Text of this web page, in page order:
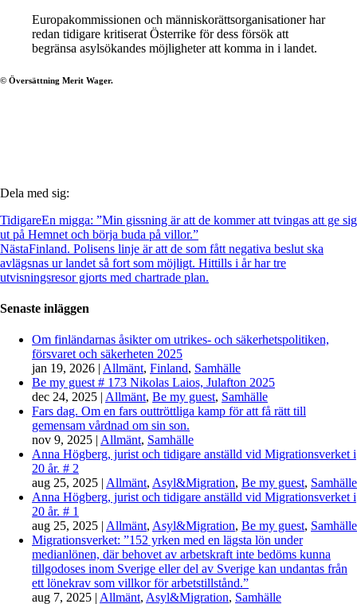
Europakommissionen och människorättsorganisationer har
redan tidigare kritiserat Österrike för dess försök att
begränsa asylsökandes möjligheter att komma in i landet.
© Översättning Merit Wager.
Dela med sig:
TidigareEn migga: ”Min gissning är att de kommer att tvingas att ge sig
ut på Hemnet och börja buda på villor.”
NästaFinland. Polisens linje är att de som fått negativa beslut ska
avlägsnas ur landet så fort som möjligt. Hittills i år har tre
utvisningsresor gjorts med chartrade plan.
Senaste inläggen
Om finländarnas åsikter om utrikes- och säkerhetspolitiken,
försvaret och säkerheten 2025
jan 19, 2026 | Allmänt, Finland, Samhälle
Be my guest # 173 Nikolas Laios, Julafton 2025
dec 24, 2025 | Allmänt, Be my guest, Samhälle
Fars dag. Om en fars outtröttliga kamp för att få rätt till
gemensam vårdnad om sin son.
nov 9, 2025 | Allmänt, Samhälle
Anna Högberg, jurist och tidigare anställd vid Migrationsverket i
20 år. # 2
aug 25, 2025 | Allmänt, Asyl&Migration, Be my guest, Samhälle
Anna Högberg, jurist och tidigare anställd vid Migrationsverket i
20 år. # 1
aug 25, 2025 | Allmänt, Asyl&Migration, Be my guest, Samhälle
Migrationsverket: ”152 yrken med en lägsta lön under
medianlönen, där behovet av arbetskraft inte bedöms kunna
tillgodoses inom Sverige eller del av Sverige kan undantas från
ett lönekrav som villkor för arbetstillstånd.”
aug 7, 2025 | Allmänt, Asyl&Migration, Samhälle